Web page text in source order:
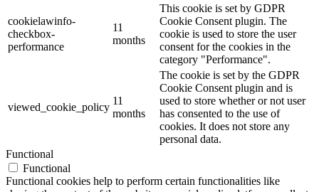
cookielawinfo-
checkbox-
performance
11
months
This cookie is set by GDPR
Cookie Consent plugin. The
cookie is used to store the user
consent for the cookies in the
category "Performance".
viewed_cookie_policy
11
months
The cookie is set by the GDPR
Cookie Consent plugin and is
used to store whether or not user
has consented to the use of
cookies. It does not store any
personal data.
Functional
Functional
Functional cookies help to perform certain functionalities like